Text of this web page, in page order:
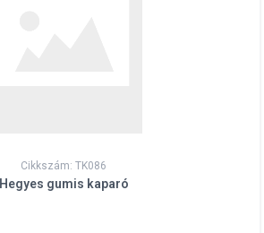
Cikkszám: TK086
Hegyes gumis kaparó